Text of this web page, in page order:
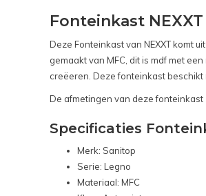
Fonteinkast
Deze Fonteinkast van NEXXT komt
gemaakt van MFC, dit is mdf met
creëeren. Deze fonteinkast
De afmetingen van deze fonteinkast
Specificaties
Merk: Sanitop
Serie: Legno
Materiaal: MFC